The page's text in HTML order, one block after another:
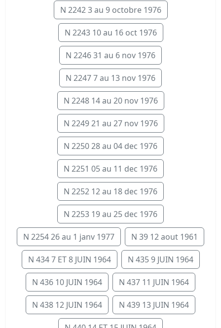
N 2242 3 au 9 octobre 1976
N 2243 10 au 16 oct 1976
N 2246 31 au 6 nov 1976
N 2247 7 au 13 nov 1976
N 2248 14 au 20 nov 1976
N 2249 21 au 27 nov 1976
N 2250 28 au 04 dec 1976
N 2251 05 au 11 dec 1976
N 2252 12 au 18 dec 1976
N 2253 19 au 25 dec 1976
N 2254 26 au 1 janv 1977 N 39 12 aout 1961
N 434 7 ET 8 JUIN 1964 N 435 9 JUIN 1964
N 436 10 JUIN 1964 N 437 11 JUIN 1964
N 438 12 JUIN 1964 N 439 13 JUIN 1964